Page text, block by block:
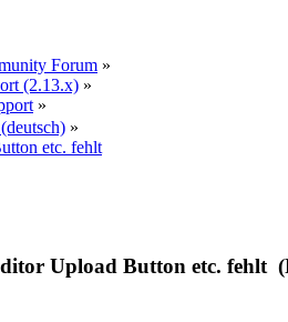
Forum »
(2.13.x) »
»
»
etc. fehlt
Upload Button etc. fehlt